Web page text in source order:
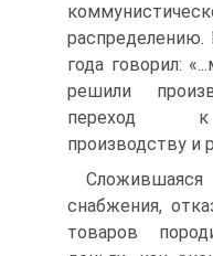
года говорил:
решили
переход к
производству и
снабжения,
товаров